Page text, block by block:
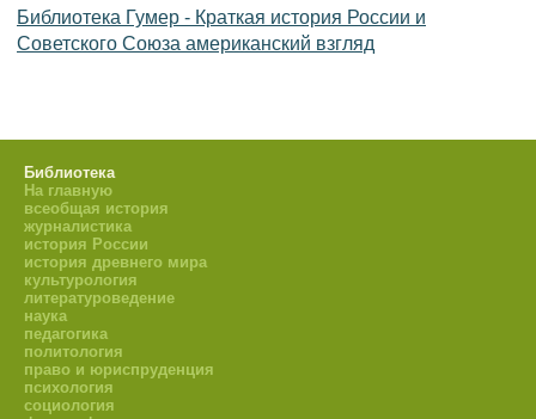
Библиотека Гумер - Краткая история России и
Советского Союза американский взгляд
Библиотека
На главную
всеобщая история
журналистика
история России
история древнего мира
культурология
литературоведение
наука
педагогика
политология
право и юриспруденция
психология
социология